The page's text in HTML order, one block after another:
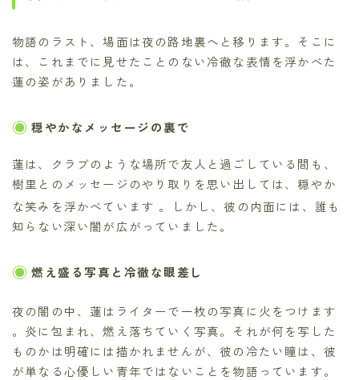
物語のラスト、場面は夜の路地裏へと移ります。そこに
は、これまでに見せたことのない冷徹な表情を浮かべた
蓮の姿がありました。
穏やかなメッセージの裏で
蓮は、クラブのような場所で友人と過ごしている間も、
樹里とのメッセージのやり取りを思い出しては、穏やか
な笑みを浮かべています 。しかし、彼の内面には、誰も
知らない深い闇が広がっていました。
燃え盛る写真と冷徹な眼差し
夜の闇の中、蓮はライターで一枚の写真に火をつけます
。炎に包まれ、燃え落ちていく写真。それが何を写した
ものかは明確には描かれませんが、彼の冷たい瞳は、彼
が単なる心優しい青年ではないことを物語っています。